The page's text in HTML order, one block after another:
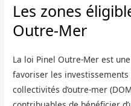
Les zones
Outre-Mer
La loi Pinel Outre-Mer est
favoriser les
collectivités d’outre-mer